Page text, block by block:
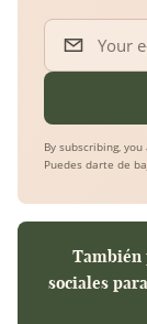
Your e-
By subscribing,
Puedes darte de
También
sociales